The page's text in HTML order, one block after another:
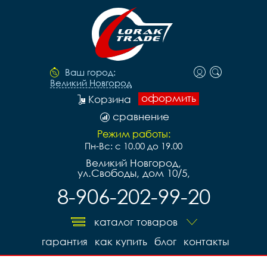
Ваш город:
Великий Новгород
оформить
Корзина
сравнение
Режим работы:
Пн-Вс: с 10.00 до 19.00
Великий Новгород,
ул.Свободы, дом 10/5,
8-906-202-99-20
каталог товаров
контакты
блог
как купить
гарантия